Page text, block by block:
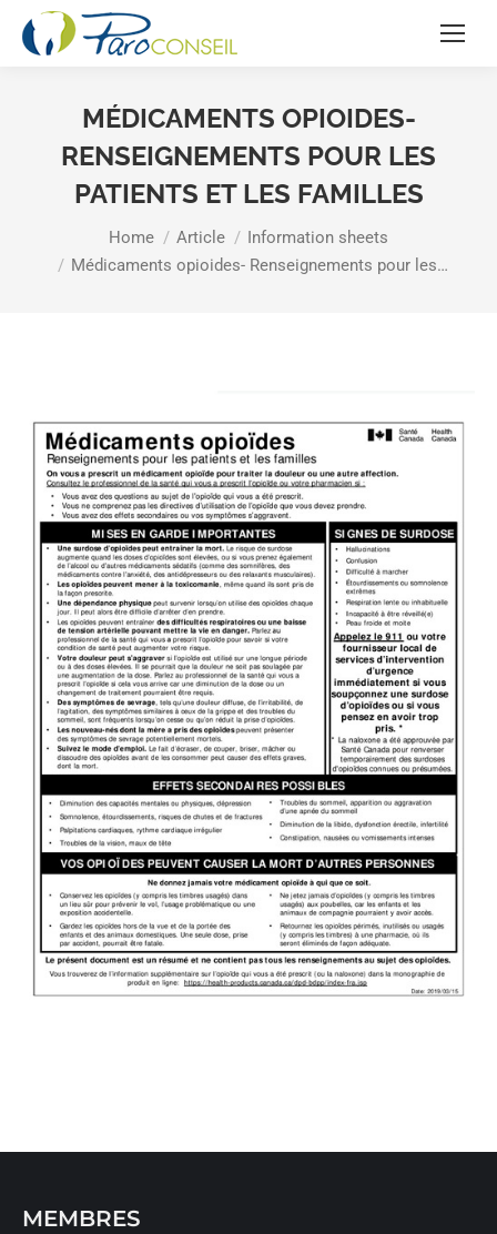
MÉDICAMENTS OPIOIDES-
RENSEIGNEMENTS POUR LES
PATIENTS ET LES FAMILLES
You are here:Home Article
Information sheets
Médicaments opioides- Renseignements pour les…
MEMBRES